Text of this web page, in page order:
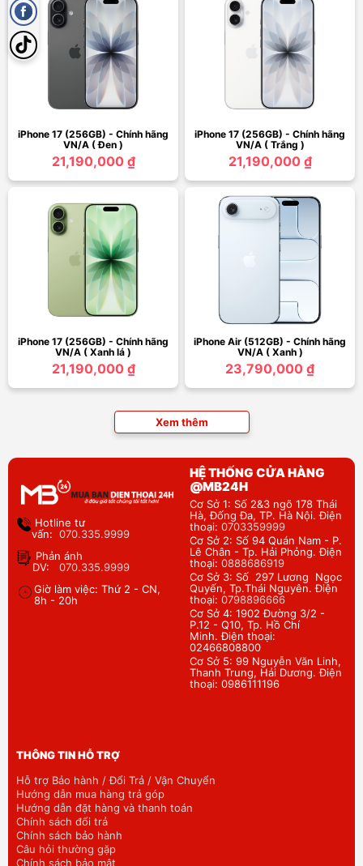
iPhone 17 (256GB) - Chính hãng
VN/A ( Đen )
21,190,000 ₫
iPhone 17 (256GB) - Chính hãng
VN/A ( Trắng )
21,190,000 ₫
iPhone 17 (256GB) - Chính hãng
VN/A ( Xanh lá )
21,190,000 ₫
iPhone Air (512GB) - Chính hãng
VN/A ( Xanh )
23,790,000 ₫
Xem thêm
Hotline tư
vấn: 070.335.9999
Phản ánh
DV: 070.335.9999
Giờ làm việc: Thứ 2 - CN,
8h - 20h
HỆ THỐNG CỬA HÀNG
@MB24H
Cơ Sở 1: Số 2&3 ngõ 178 Thái
Hà, Đống Đa, TP. Hà Nội. Điện
thoại: 0703359999
Cơ Sở 2: Số 94 Quán Nam - P.
Lê Chân - Tp. Hải Phỏng. Điện
thoại: 0888686919
Cơ Sở 3: Số 297 Lương Ngọc
Quyến, Tp.Thái Nguyên. Điện
thoại: 0798896666
Cơ Sở 4: 1902 Đường 3/2 -
P.12 - Q10, Tp. Hồ Chí
Minh. Điện thoại:
02466808800
Cơ Sở 5: 99 Nguyễn Văn Linh,
Thanh Trung, Hải Dương. Điện
thoại: 0986111196
THÔNG TIN HỖ TRỢ
Hỗ trợ Bảo hành / Đổi Trả / Vận Chuyển
Hướng dẫn mua hàng trả góp
Hướng dẫn đặt hàng và thanh toán
Chính sách đổi trả
Chính sách bảo hành
Câu hỏi thường gặp
Chính sách bảo mật